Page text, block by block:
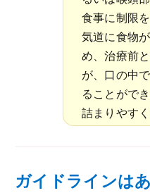
食事に制限
気道に食物
め、治療前
が、口の中
ることがで
詰まりやす
ガイドラインは